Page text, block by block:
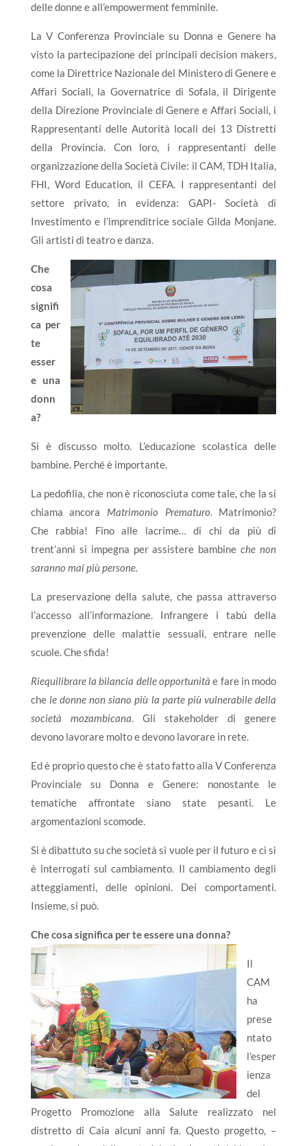
delle donne e all’empowerment femminile.
La V Conferenza Provinciale su Donna e Genere ha
visto la partecipazione dei principali decision makers,
come la Direttrice Nazionale del Ministero di Genere e
Affari Sociali, la Governatrice di Sofala, il Dirigente
della Direzione Provinciale di Genere e Affari Sociali, i
Rappresentanti delle Autorità locali dei 13 Distretti
della Provincia. Con loro, i rappresentanti delle
organizzazione della Società Civile: il CAM, TDH Italia,
FHI, Word Education, il CEFA. I rappresentanti del
settore privato, in evidenza: GAPI- Società di
Investimento e l’imprenditrice sociale Gilda Monjane.
Gli artisti di teatro e danza.
Che
cosa
signifi
ca per
te
esser
e una
donn
a?
Si è discusso molto. L’educazione scolastica delle
bambine. Perché è importante.
La pedofilia, che non è riconosciuta come tale, che la si
chiama ancora Matrimonio Prematuro. Matrimonio?
Che rabbia! Fino alle lacrime… di chi da più di
trent’anni si impegna per assistere bambineche non
saranno mai più persone.
La preservazione della salute, che passa attraverso
l’accesso all’informazione. Infrangere i tabù della
prevenzione delle malattie sessuali, entrare nelle
scuole. Che sfida!
Riequilibrare la bilancia delle opportunitàe fare in modo
che le donne non siano più la parte più vulnerabile della
società mozambicana. Gli stakeholder di genere
devono lavorare molto e devono lavorare in rete.
Ed è proprio questo che è stato fatto alla V Conferenza
Provinciale su Donna e Genere: nonostante le
tematiche affrontate siano state pesanti. Le
argomentazioni scomode.
Si è dibattuto su che società si vuole per il futuro e ci si
è interrogati sul cambiamento. Il cambiamento degli
atteggiamenti, delle opinioni. Dei comportamenti.
Insieme, si può.
Che cosa significa per te essere una donna?
Il
CAM
ha
prese
ntato
l’esper
ienza
del
Progetto Promozione alla Salute realizzato nel
distretto di Caia alcuni anni fa. Questo progetto, –